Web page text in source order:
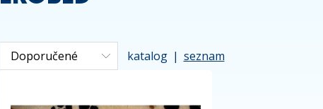
katalog | seznam